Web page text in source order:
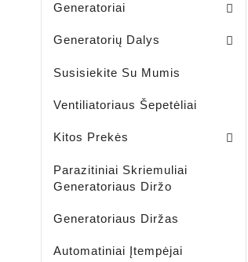
Generatoriai
Generatorių Dalys
Susisiekite Su Mumis
Ventiliatoriaus Šepetėliai
Kitos Prekės
Parazitiniai Skriemuliai
Generatoriaus Diržo
Generatoriaus Diržas
Automatiniai Įtempėjai